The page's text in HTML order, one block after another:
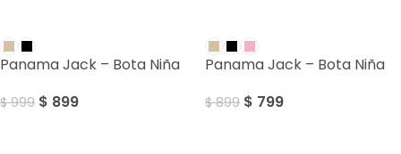
Panama Jack – Bota Niña
$999 $ 899
Panama Jack – Bota Niña
$899 $ 799